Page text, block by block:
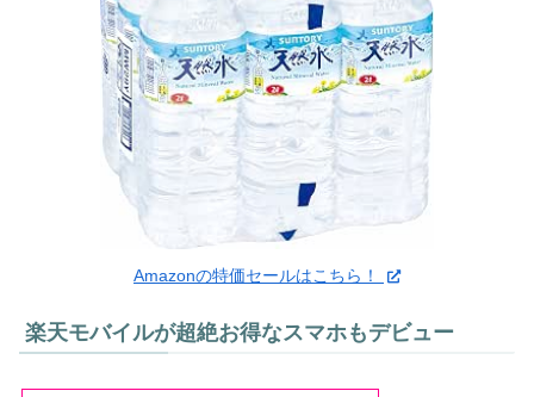
Amazonの特価セールはこちら！
楽天モバイルが超絶お得なスマホもデビュー